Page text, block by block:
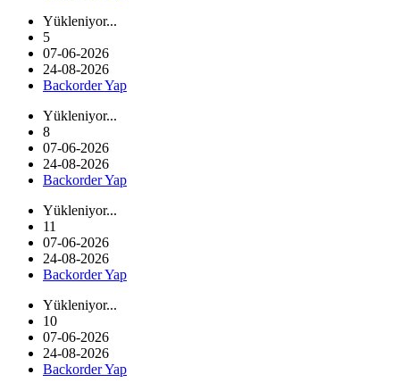
Yükleniyor...
5
07-06-2026
24-08-2026
Backorder Yap
Yükleniyor...
8
07-06-2026
24-08-2026
Backorder Yap
Yükleniyor...
11
07-06-2026
24-08-2026
Backorder Yap
Yükleniyor...
10
07-06-2026
24-08-2026
Backorder Yap